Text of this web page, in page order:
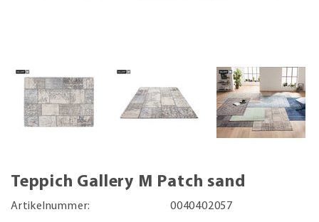
Teppich Gallery M Patch sand
Artikelnummer:
0040402057